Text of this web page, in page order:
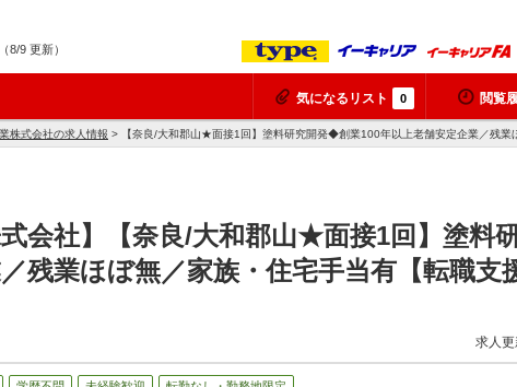
8/9 更新）
気になるリスト 0 閲覧
株式会社の求人情報 > 【奈良/大和郡山★面接1回】塗料研究開発◆創業100年以上老舗安定企業／残業
式会社】【奈良/大和郡山★面接1回】塗料
残業ほぼ無／家族・住宅手当有【転職支
求人